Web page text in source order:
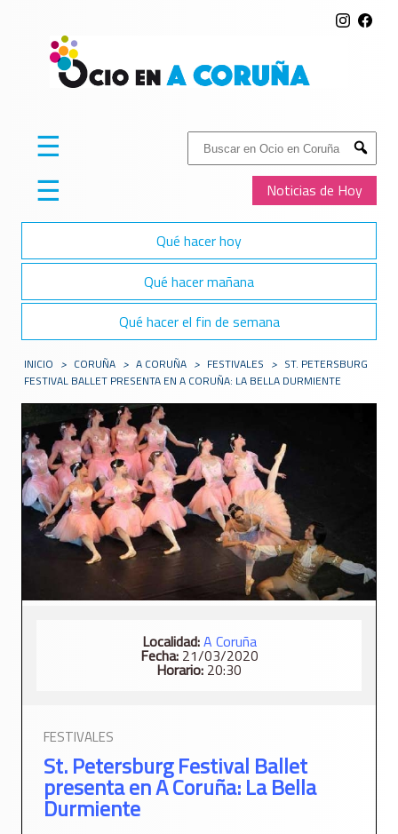
Buscar:
Submit
Noticias de Hoy
☰
☰
Qué hacer hoy
Qué hacer mañana
Qué hacer el fin de semana
INICIO > CORUÑA > A CORUÑA > FESTIVALES > ST. PETERSBURG
FESTIVAL BALLET PRESENTA EN A CORUÑA: LA BELLA DURMIENTE
Localidad:A Coruña
Fecha:21/03/2020
Horario: 20:30
FESTIVALES
St. Petersburg Festival Ballet
presenta en A Coruña: La Bella
Durmiente